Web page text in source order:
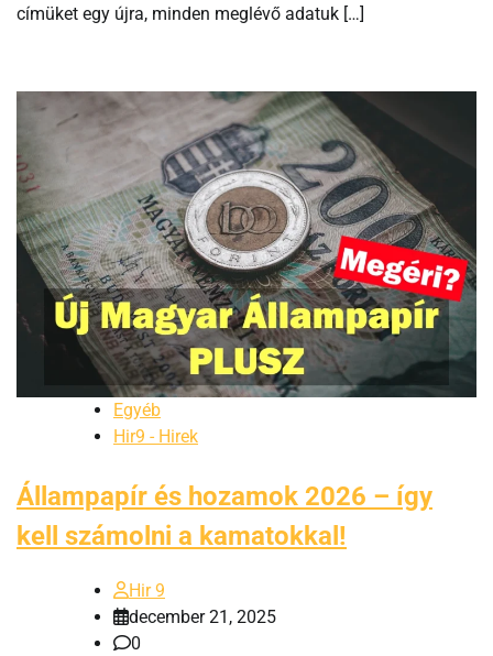
címüket egy újra, minden meglévő adatuk […]
Egyéb
Hir9 - Hirek
Állampapír és hozamok 2026 – így
kell számolni a kamatokkal!
Hir 9
december 21, 2025
0